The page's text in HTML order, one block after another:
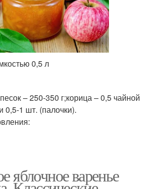
0,5 л
– 250-350 г;корица – 0,5 чайной
0,5-1 шт. (палочки).
яблочное варенье